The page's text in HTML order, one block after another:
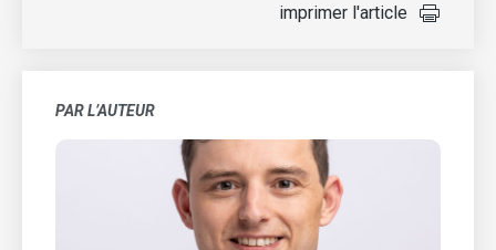
imprimer l'article
PAR L’AUTEUR